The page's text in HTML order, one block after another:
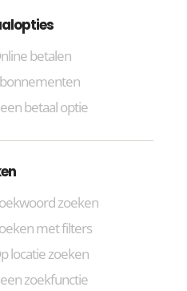
betalen
betaal optie
zoeken
met filters
locatie zoeken
zoekfunctie